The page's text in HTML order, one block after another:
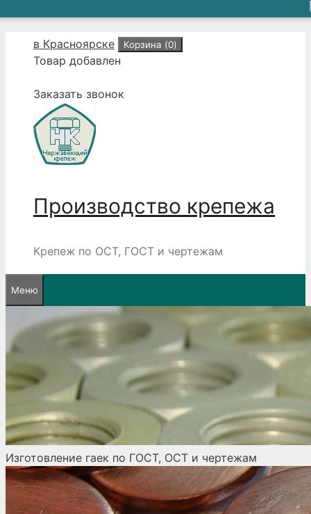
Перейтив Красноярске Корзина (0)
Товар добавлен
Заказать звонок
Производство крепежа
Крепеж по ОСТ, ГОСТ и чертежам
Меню
Изготовление гаек по ГОСТ, ОСТ и чертежам